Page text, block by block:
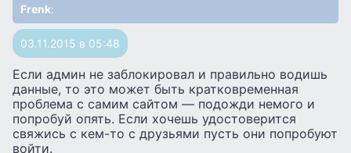
Frenk:
03.11.2015 в 05:48
Если админ не заблокировал и правильно водишь
данные, то это может быть кратковременная
проблема с самим сайтом — подожди немого и
попробуй опять. Если хочешь удостоверится
свяжись с кем-то с друзьями пусть они попробуют
войти.